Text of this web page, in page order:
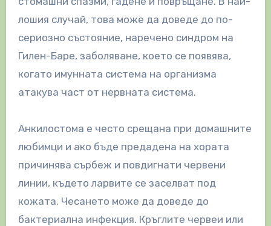
лошия случай, това може да доведе до по-
сериозно състояние, наречено синдром на
Гилен-Баре, заболяване, което се появява,
когато имунната система на организма
атакува част от нервната система.
Анкилостома е често срещана при домашните
любимци и ако бъде предадена на хората
причинява сърбеж и повдигнати червени
линии, където ларвите се заселват под
кожата. Чесането може да доведе до
бактериална инфекция. Кръглите червеи или